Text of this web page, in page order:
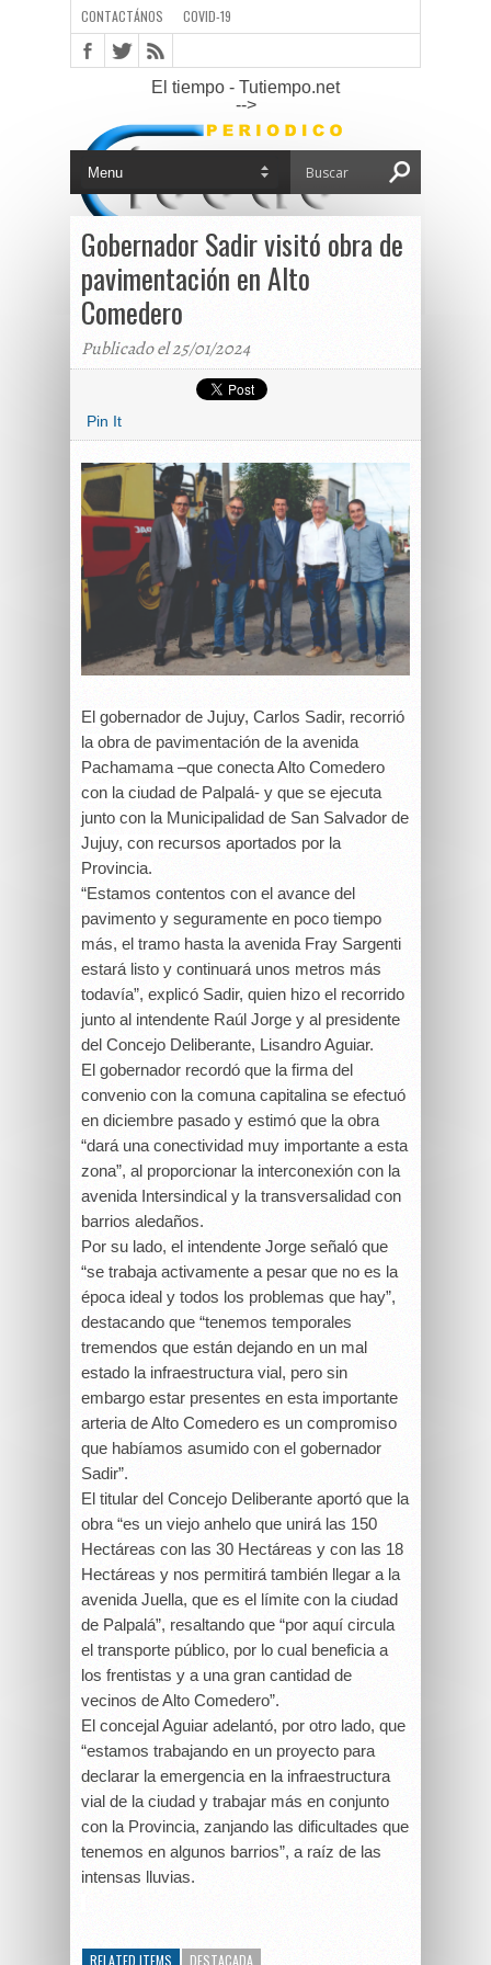
CONTACTÁNOS COVID-19
El tiempo - Tutiempo.net
-->
Gobernador Sadir visitó obra de
pavimentación en Alto
Comedero
Publicado el 25/01/2024
Pin It
El gobernador de Jujuy, Carlos Sadir, recorrió
la obra de pavimentación de la avenida
Pachamama –que conecta Alto Comedero
con la ciudad de Palpalá- y que se ejecuta
junto con la Municipalidad de San Salvador de
Jujuy, con recursos aportados por la
Provincia.
“Estamos contentos con el avance del
pavimento y seguramente en poco tiempo
más, el tramo hasta la avenida Fray Sargenti
estará listo y continuará unos metros más
todavía”, explicó Sadir, quien hizo el recorrido
junto al intendente Raúl Jorge y al presidente
del Concejo Deliberante, Lisandro Aguiar.
El gobernador recordó que la firma del
convenio con la comuna capitalina se efectuó
en diciembre pasado y estimó que la obra
“dará una conectividad muy importante a esta
zona”, al proporcionar la interconexión con la
avenida Intersindical y la transversalidad con
barrios aledaños.
Por su lado, el intendente Jorge señaló que
“se trabaja activamente a pesar que no es la
época ideal y todos los problemas que hay”,
destacando que “tenemos temporales
tremendos que están dejando en un mal
estado la infraestructura vial, pero sin
embargo estar presentes en esta importante
arteria de Alto Comedero es un compromiso
que habíamos asumido con el gobernador
Sadir”.
El titular del Concejo Deliberante aportó que la
obra “es un viejo anhelo que unirá las 150
Hectáreas con las 30 Hectáreas y con las 18
Hectáreas y nos permitirá también llegar a la
avenida Juella, que es el límite con la ciudad
de Palpalá”, resaltando que “por aquí circula
el transporte público, por lo cual beneficia a
los frentistas y a una gran cantidad de
vecinos de Alto Comedero”.
El concejal Aguiar adelantó, por otro lado, que
“estamos trabajando en un proyecto para
declarar la emergencia en la infraestructura
vial de la ciudad y trabajar más en conjunto
con la Provincia, zanjando las dificultades que
tenemos en algunos barrios”, a raíz de las
intensas lluvias.
RELATED ITEMS DESTACADA